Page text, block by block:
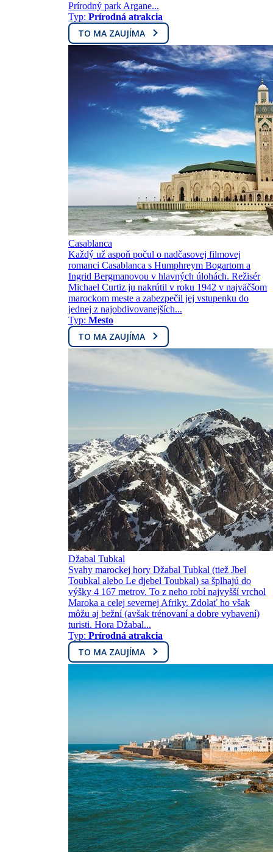
Prírodný park Argane...
Typ: Prírodná atrakcia
TO MA ZAUJÍMA
Casablanca
Každý už aspoň počul o nadčasovej filmovej
romanci Casablanca s Humphreym Bogartom a
Ingrid Bergmanovou v hlavných úlohách. Režisér
Michael Curtiz ju nakrútil v roku 1942 v najväčšom
marockom meste a zabezpečil jej vstupenku do
jednej z najobdivovanejších...
Typ: Mesto
TO MA ZAUJÍMA
Džabal Tubkal
Svahy marockej hory Džabal Tubkal (tiež Jbel
Toubkal alebo Le djebel Toubkal) sa šplhajú do
výšky 4 167 metrov. To z neho robí najvyšší vrchol
Maroka a celej severnej Afriky. Zdolať ho však
môžu aj bežní (avšak trénovaní a dobre vybavení)
turisti. Hora Džabal...
Typ: Prírodná atrakcia
TO MA ZAUJÍMA